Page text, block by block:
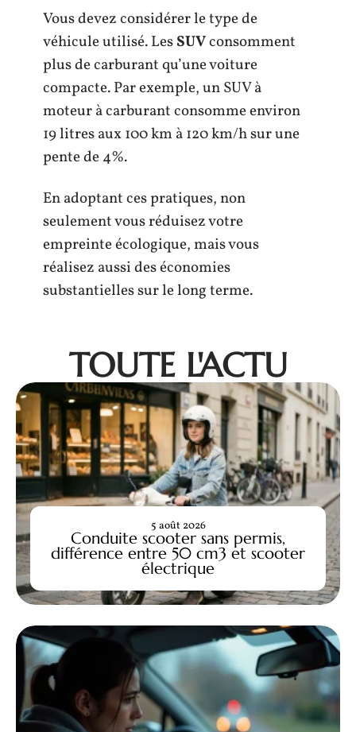
Vous devez considérer le type de
véhicule utilisé. LesSUVconsomment
plus de carburant qu’une voiture
compacte. Par exemple, un SUV à
moteur à carburant consomme environ
19 litres aux 100 km à 120 km/h sur une
pente de 4%.
En adoptant ces pratiques, non
seulement vous réduisez votre
empreinte écologique, mais vous
réalisez aussi des économies
substantielles sur le long terme.
TOUTE L'ACTU
Conduite scooter sans permis,
différence entre 50 cm3 et scooter
électrique
5 août 2026